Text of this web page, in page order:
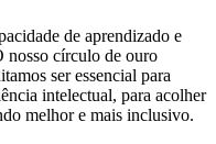
de aprendizado e
nosso círculo de ouro
ser essencial para
intelectual, para acolher
melhor e mais inclusivo.